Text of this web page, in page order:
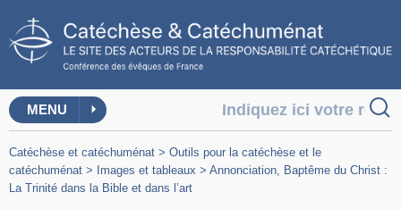
MENU
Catéchèse et catéchuménat > Outils pour la catéchèse et le
catéchuménat > Images et tableaux > Annonciation, Baptême du Christ :
La Trinité dans la Bible et dans l’art